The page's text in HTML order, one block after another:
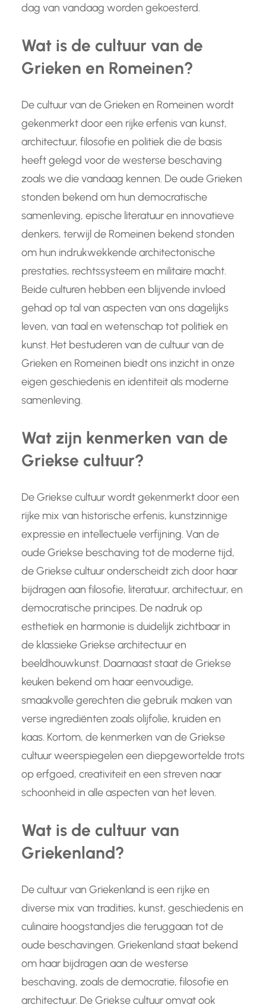
dag van vandaag worden gekoesterd.
Wat is de cultuur van de
Grieken en Romeinen?
De cultuur van de Grieken en Romeinen wordt
gekenmerkt door een rijke erfenis van kunst,
architectuur, filosofie en politiek die de basis
heeft gelegd voor de westerse beschaving
zoals we die vandaag kennen. De oude Grieken
stonden bekend om hun democratische
samenleving, epische literatuur en innovatieve
denkers, terwijl de Romeinen bekend stonden
om hun indrukwekkende architectonische
prestaties, rechtssysteem en militaire macht.
Beide culturen hebben een blijvende invloed
gehad op tal van aspecten van ons dagelijks
leven, van taal en wetenschap tot politiek en
kunst. Het bestuderen van de cultuur van de
Grieken en Romeinen biedt ons inzicht in onze
eigen geschiedenis en identiteit als moderne
samenleving.
Wat zijn kenmerken van de
Griekse cultuur?
De Griekse cultuur wordt gekenmerkt door een
rijke mix van historische erfenis, kunstzinnige
expressie en intellectuele verfijning. Van de
oude Griekse beschaving tot de moderne tijd,
de Griekse cultuur onderscheidt zich door haar
bijdragen aan filosofie, literatuur, architectuur, en
democratische principes. De nadruk op
esthetiek en harmonie is duidelijk zichtbaar in
de klassieke Griekse architectuur en
beeldhouwkunst. Daarnaast staat de Griekse
keuken bekend om haar eenvoudige,
smaakvolle gerechten die gebruik maken van
verse ingrediënten zoals olijfolie, kruiden en
kaas. Kortom, de kenmerken van de Griekse
cultuur weerspiegelen een diepgewortelde trots
op erfgoed, creativiteit en een streven naar
schoonheid in alle aspecten van het leven.
Wat is de cultuur van
Griekenland?
De cultuur van Griekenland is een rijke en
diverse mix van tradities, kunst, geschiedenis en
culinaire hoogstandjes die teruggaan tot de
oude beschavingen. Griekenland staat bekend
om haar bijdragen aan de westerse
beschaving, zoals de democratie, filosofie en
architectuur. De Griekse cultuur omvat ook